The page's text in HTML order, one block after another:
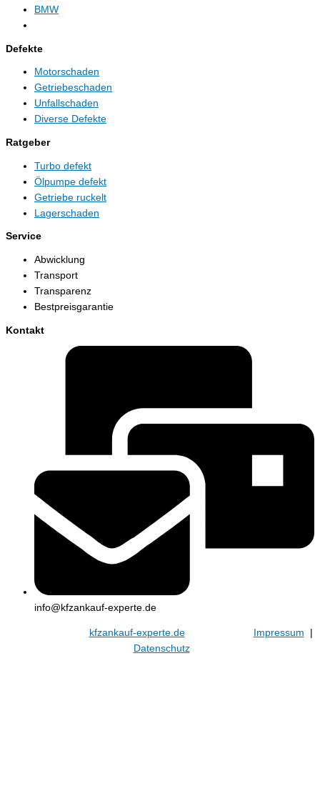
BMW
Defekte
Motorschaden
Getriebeschaden
Unfallschaden
Diverse Defekte
Ratgeber
Turbo defekt
Ölpumpe defekt
Getriebe ruckelt
Lagerschaden
Service
Abwicklung
Transport
Transparenz
Bestpreisgarantie
Kontakt
info@kfzankauf-experte.de
kfzankauf-experte.de Impressum
Datenschutz